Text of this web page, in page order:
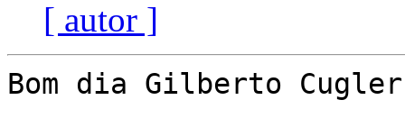
[ autor ]
Bom dia Gilberto